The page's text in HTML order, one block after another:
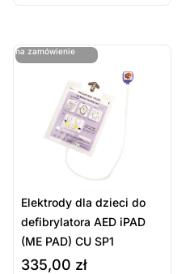
na
zamówien
na zamówienie
ostatnie sztuki
Elektrody dla dzieci do
defibrylatora AED iPAD
(ME PAD) CU SP1
335,00 zł